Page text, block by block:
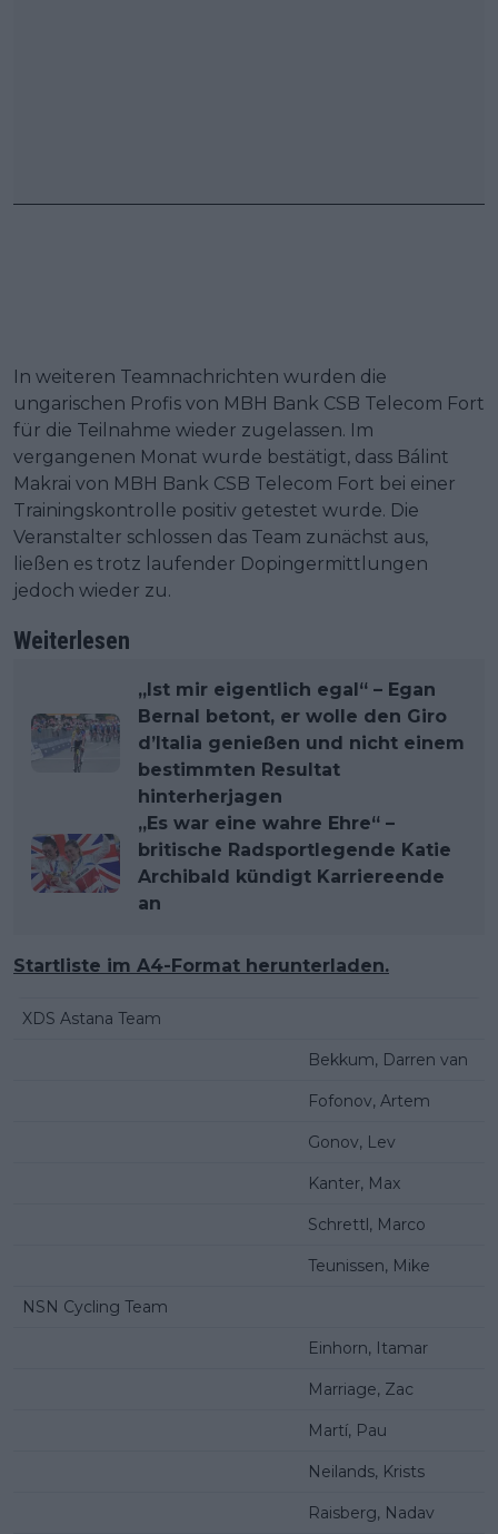
In weiteren Teamnachrichten wurden die
ungarischen Profis von MBH Bank CSB Telecom Fort
für die Teilnahme wieder zugelassen. Im
vergangenen Monat wurde bestätigt, dass Bálint
Makrai von MBH Bank CSB Telecom Fort bei einer
Trainingskontrolle positiv getestet wurde. Die
Veranstalter schlossen das Team zunächst aus,
ließen es trotz laufender Dopingermittlungen
jedoch wieder zu.
Weiterlesen
„Ist mir eigentlich egal“ – Egan
Bernal betont, er wolle den Giro
d’Italia genießen und nicht einem
bestimmten Resultat
hinterherjagen
„Es war eine wahre Ehre“ –
britische Radsportlegende Katie
Archibald kündigt Karriereende
an
Startliste im A4-Format herunterladen.
XDS Astana Team
Bekkum, Darren van
Fofonov, Artem
Gonov, Lev
Kanter, Max
Schrettl, Marco
Teunissen, Mike
NSN Cycling Team
Einhorn, Itamar
Marriage, Zac
Martí, Pau
Neilands, Krists
Raisberg, Nadav